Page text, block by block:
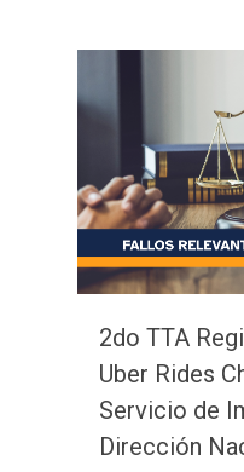
2do TTA
Uber Rides
Servicio de
Dirección